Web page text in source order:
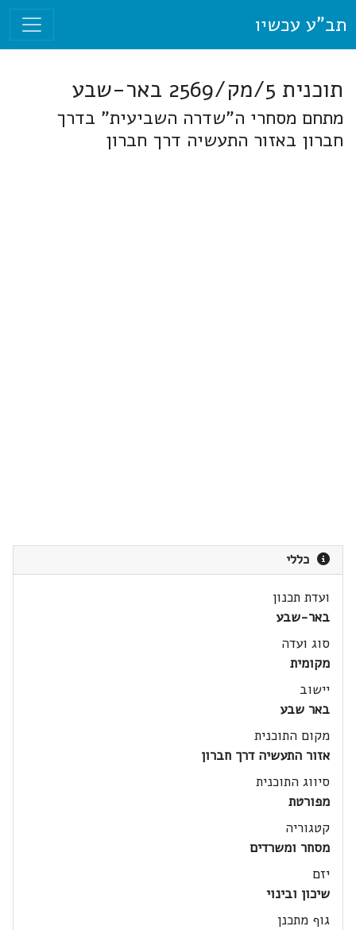
תב"ע עכשיו
תוכנית 5/מק/2569 באר-שבע
מתחם מסחרי ה"שדרה השביעית" בדרך
חברון באזור התעשיה דרך חברון
כללי
ועדת תכנון
באר-שבע
סוג ועדה
מקומית
יישוב
באר שבע
מקום התוכנית
אזור התעשיה דרך חברון
סיווג התוכנית
מפורטת
קטגוריה
מסחר ומשרדים
יזם
שיכון ובינוי
גוף מתכנן